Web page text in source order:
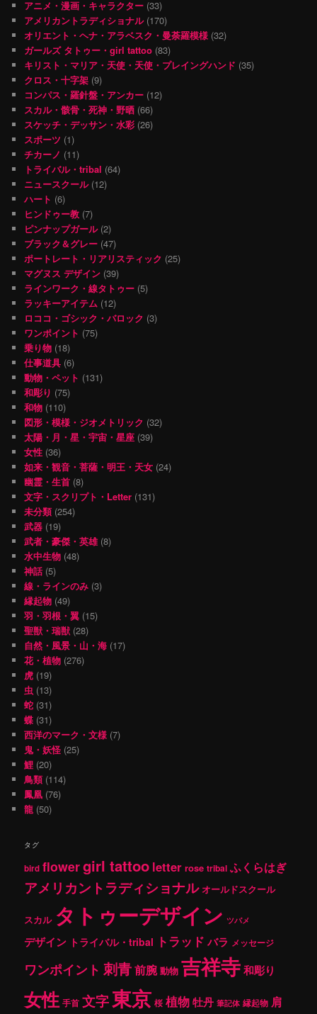
アニメ・漫画・キャラクター (33)
アメリカントラディショナル(170)
オリエント・ヘナ・アラベスク・曼荼羅模様 (32)
ガールズ タトゥー・girl tattoo (83)
キリスト・マリア・天使・天使・プレイングハンド (35)
クロス・十字架 (9)
コンパス・羅針盤・アンカー (12)
スカル・骸骨・死神・野晒 (66)
スケッチ・デッサン・水彩 (26)
スポーツ (1)
チカーノ (11)
トライバル・tribal (64)
ニュースクール(12)
ハート (6)
ヒンドゥー教 (7)
ピンナップガール(2)
ブラック＆グレー (47)
ポートレート・リアリスティック (25)
マグヌス デザイン (39)
ラインワーク・線タトゥー (5)
ラッキーアイテム (12)
ロココ・ゴシック・バロック (3)
ワンポイント (75)
乗り物 (18)
仕事道具 (6)
動物・ペット (131)
和彫り (75)
和物 (110)
図形・模様・ジオメトリック (32)
太陽・月・星・宇宙・星座 (39)
女性 (36)
如来・観音・菩薩・明王・天女 (24)
幽霊・生首 (8)
文字・スクリプト・Letter (131)
未分類(254)
武器 (19)
武者・豪傑・英雄(8)
水中生物 (48)
神話 (5)
線・ラインのみ (3)
縁起物 (49)
羽・羽根・翼 (15)
聖獣・瑞獣 (28)
自然・風景・山・海 (17)
花・植物 (276)
虎 (19)
虫 (13)
蛇 (31)
蝶 (31)
西洋のマーク・文様 (7)
鬼・妖怪 (25)
鯉 (20)
鳥類(114)
鳳凰 (76)
龍 (50)
タグ
bird flowergirl tattoo letter rose tribal ふくらはぎ
アメリカントラディショナル オールドスクール
スカル タトゥーデザイン ツバメ
デザイン トライバル・tribal トラッド バラ メッセージ
ワンポイント 刺青前腕 動物 吉祥寺和彫り
女性 手首 文字東京 桜 植物牡丹 筆記体 縁起物 肩